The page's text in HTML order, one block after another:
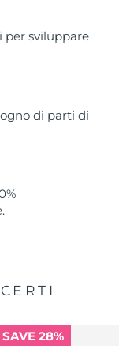
per sviluppare
di parti di
SAVE 28%